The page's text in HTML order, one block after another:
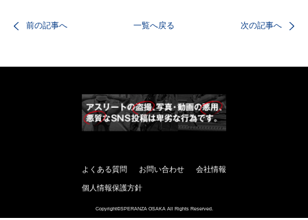
前の記事へ 一覧へ戻る 次の記事へ
よくある質問 お問い合わせ 会社情報
個人情報保護方針
Copyright©SPERANZA OSAKA All Rights Reserved.